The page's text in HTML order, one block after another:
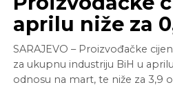
aprilu niže za
SARAJEVO – Proizvođačke
za ukupnu industriju BiH u
odnosu na mart, te niže za 3,9